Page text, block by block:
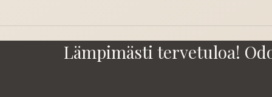
Lämpimästi tervetuloa!